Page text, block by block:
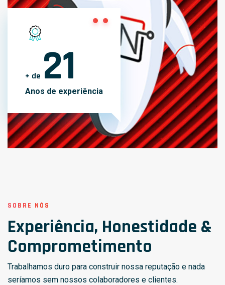
+ de 21
Anos de experiência
SOBRE NÓS
Experiência, Honestidade &
Comprometimento
Trabalhamos duro para construir nossa reputação e nada
seríamos sem nossos colaboradores e clientes.